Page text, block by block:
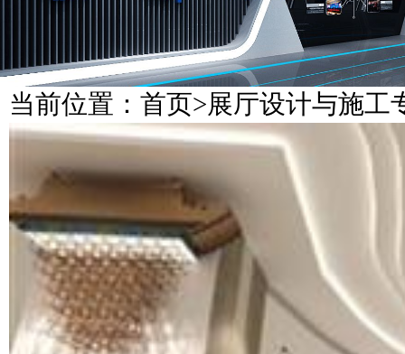
当前位置： 首页>展厅设计与施工